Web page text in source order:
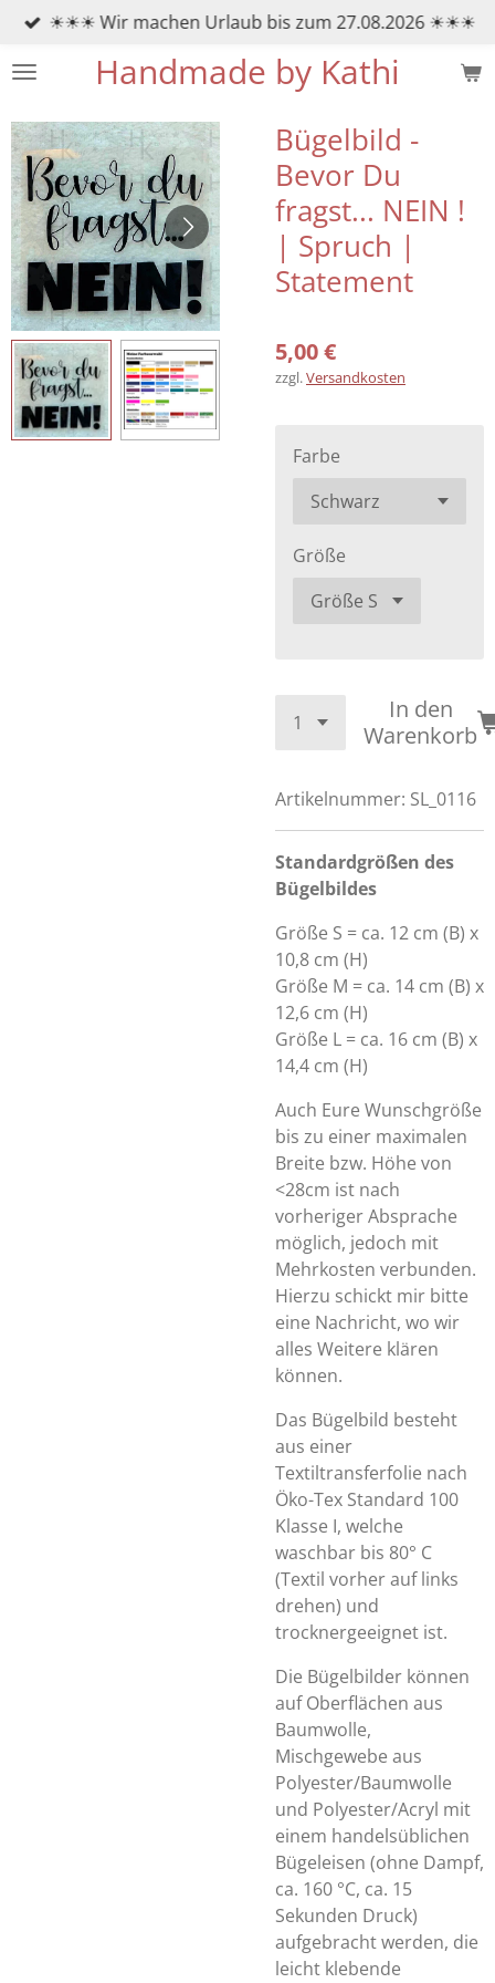
Zum
springen
Handmade by Kathi
☀☀☀ Wir machen Urlaub bis zum 27.08.2026 ☀☀☀
Bügelbild -
Bevor Du
fragst... NEIN !
| Spruch |
Statement
5,00 €
zzgl.Versandkosten
Farbe
Größe
In den
Warenkorb
Artikelnummer: SL_0116
Standardgrößen des
Bügelbildes
Größe S = ca. 12 cm (B) x
10,8 cm (H)
Größe M = ca. 14 cm (B) x
12,6 cm (H)
Größe L = ca. 16 cm (B) x
14,4 cm (H)
Auch Eure Wunschgröße
bis zu einer maximalen
Breite bzw. Höhe von
<28cm ist nach
vorheriger Absprache
möglich, jedoch mit
Mehrkosten verbunden.
Hierzu schickt mir bitte
eine Nachricht, wo wir
alles Weitere klären
können.
Das Bügelbild besteht
aus einer
Textiltransferfolie nach
Öko-Tex Standard 100
Klasse I, welche
waschbar bis 80° C
(Textil vorher auf links
drehen) und
trocknergeeignet ist.
Die Bügelbilder können
auf Oberflächen aus
Baumwolle,
Mischgewebe aus
Polyester/Baumwolle
und Polyester/Acryl mit
einem handelsüblichen
Bügeleisen (ohne Dampf,
ca. 160 °C, ca. 15
Sekunden Druck)
aufgebracht werden, die
leicht klebende